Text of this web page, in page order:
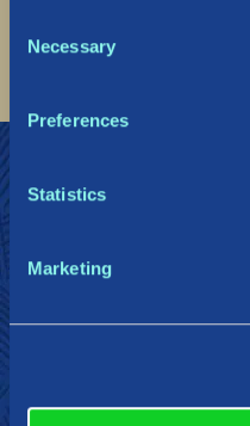
Selection
Necessary
Preferences
Statistics
Marketing